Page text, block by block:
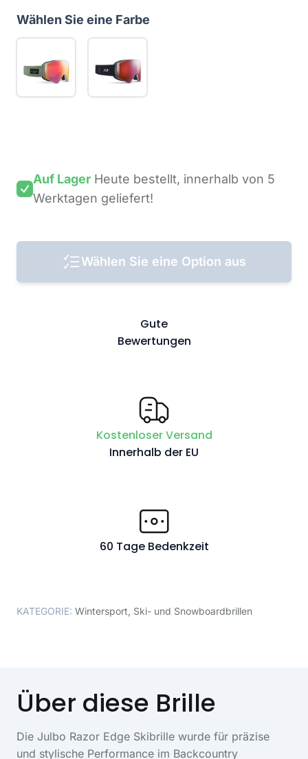
Wählen Sie eine Farbe
Auf Lager Heute bestellt, innerhalb von 5
Werktagen geliefert!
Wählen Sie eine Option aus
Gute
Bewertungen
Kostenloser Versand
Innerhalb der EU
60 Tage Bedenkzeit
KATEGORIE: Wintersport, Ski- und Snowboardbrillen
Über diese Brille
Die Julbo Razor Edge Skibrille wurde für präzise
und stylische Performance im Backcountry